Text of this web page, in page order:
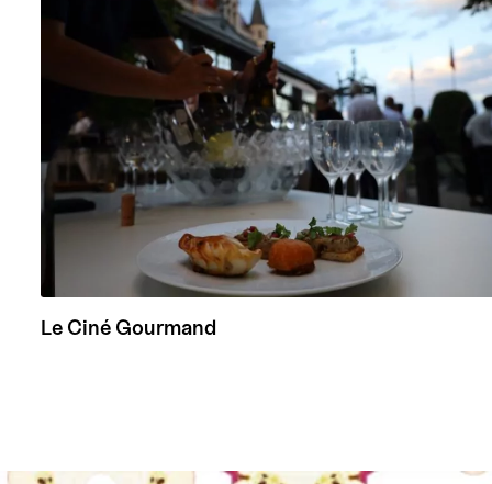
Le Ciné Gourmand